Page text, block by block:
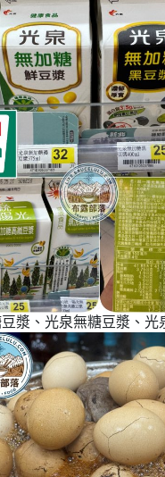
漿、光泉無糖豆漿、光